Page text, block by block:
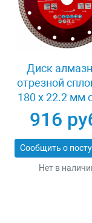
Диск
отрезной
180 х 22.2 мм
резка
Professional
916
Нет в